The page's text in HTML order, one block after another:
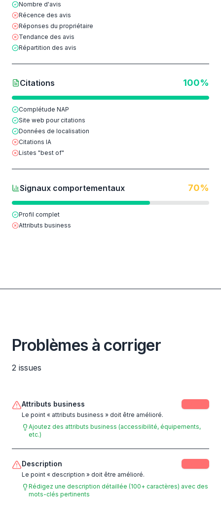
Nombre d'avis
Récence des avis
Réponses du propriétaire
Tendance des avis
Répartition des avis
Citations 100%
Complétude NAP
Site web pour citations
Données de localisation
Citations IA
Listes "best of"
Signaux comportementaux 70%
Profil complet
Attributs business
Problèmes à corriger
2 issues
Attributs business
Le point « attributs business » doit être amélioré.
Ajoutez des attributs business (accessibilité, équipements,
etc.)
Description
Le point « description » doit être amélioré.
Rédigez une description détaillée (100+ caractères) avec des
mots-clés pertinents